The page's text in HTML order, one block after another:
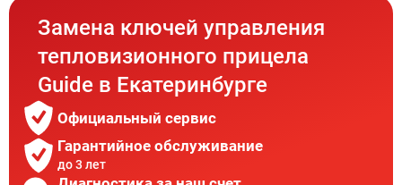
Замена ключей управления
тепловизионного прицела
Guide в Екатеринбурге
Официальный сервис
Гарантийное обслуживание
до 3 лет